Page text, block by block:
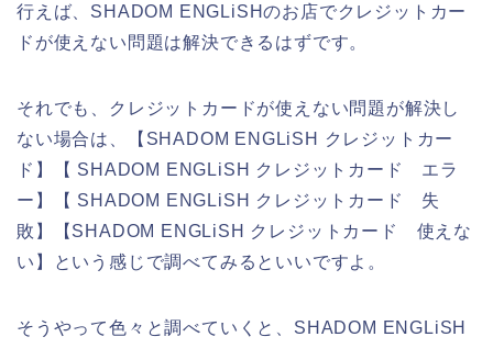
行えば、SHADOM ENGLiSHのお店でクレジットカー
ドが使えない問題は解決できるはずです。
それでも、クレジットカードが使えない問題が解決し
ない場合は、【SHADOM ENGLiSH クレジットカー
ド】【 SHADOM ENGLiSH クレジットカード エラ
ー】【 SHADOM ENGLiSH クレジットカード 失
敗】【SHADOM ENGLiSH クレジットカード 使えな
い】という感じで調べてみるといいですよ。
そうやって色々と調べていくと、SHADOM ENGLiSH